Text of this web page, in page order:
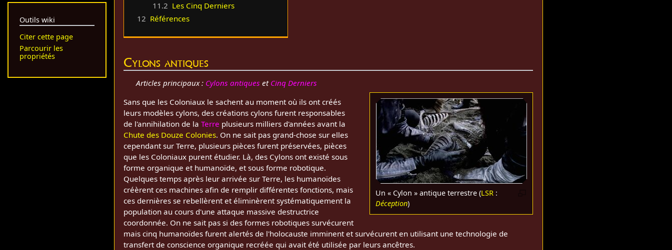
11.2 Les Cinq Derniers
12 Références
Cylons antiques
Articles principaux : Cylons antiques et Cinq Derniers
Un « Cylon » antique terrestre (LSR :
Déception)
Sans que les Coloniaux le sachent au moment où ils ont créés
leurs modèles cylons, des créations cylons furent responsables
de l'annihilation de laTerre plusieurs milliers d'années avant la
Chute des Douze Colonies. On ne sait pas grand-chose sur elles
cependant sur Terre, plusieurs pièces furent préservées, pièces
que les Coloniaux purent étudier. Là, des Cylons ont existé sous
forme organique et humanoïde, et sous forme robotique.
Quelques temps après leur arrivée sur Terre, les humanoïdes
créèrent ces machines afin de remplir différentes fonctions, mais
ces dernières se rebellèrent et éliminèrent systématiquement la
population au cours d'une attaque massive destructrice
coordonnée. On ne sait pas si des formes robotiques survécurent
mais cinq humanoïdes furent alertés de l'holocauste imminent et survécurent en utilisant une technologie de
transfert de conscience organique recréée qui avait été utilisée par leurs ancêtres.
Outils wiki
Citer cette page
Parcourir les
propriétés